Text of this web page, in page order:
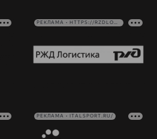
РЕКЛАМА • HTTPS://RZDLOG.RU/
РЕКЛАМА • ITALSPORT.RU/